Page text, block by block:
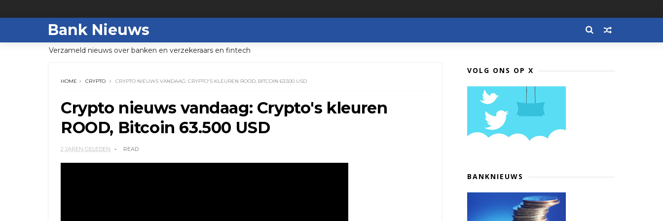
Bank Nieuws
Verzameld nieuws over banken en verzekeraars en fintech
HOME CRYPTO CRYPTO NIEUWS VANDAAG: CRYPTO'S KLEUREN ROOD, BITCOIN 63.500 USD
Crypto nieuws vandaag: Crypto's kleuren
ROOD, Bitcoin 63.500 USD
2 JAREN GELEDEN READ
VOLG ONS OP X
BANKNIEUWS